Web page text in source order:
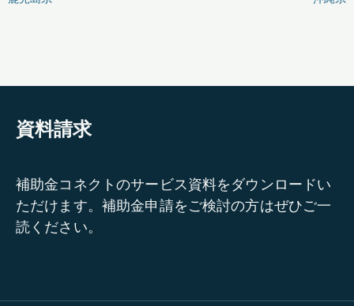
資料請求
補助金コネクトのサービス資料をダウンロードい
ただけます。補助金申請をご検討の方はぜひご一
読ください。